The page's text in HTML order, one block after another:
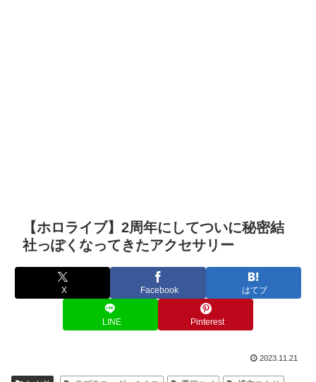
【ホロライブ】2周年にしてついに秘密結
社っぽくなってきたアクセサリー
X Facebook はてブ
LINE Pinterest
2023.11.21